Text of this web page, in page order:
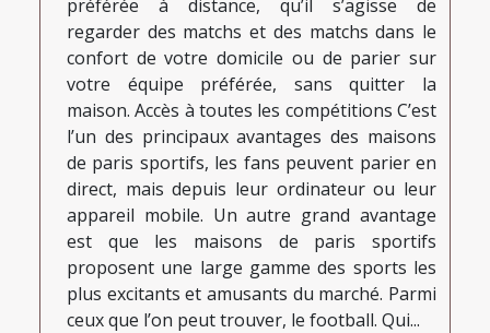
préférée à distance, qu’il s’agisse de
regarder des matchs et des matchs dans le
confort de votre domicile ou de parier sur
votre équipe préférée, sans quitter la
maison. Accès à toutes les compétitions C’est
l’un des principaux avantages des maisons
de paris sportifs, les fans peuvent parier en
direct, mais depuis leur ordinateur ou leur
appareil mobile. Un autre grand avantage
est que les maisons de paris sportifs
proposent une large gamme des sports les
plus excitants et amusants du marché. Parmi
ceux que l’on peut trouver, le football. Qui...